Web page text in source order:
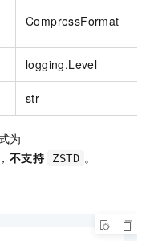
CompressFormat
logging.Level
str
为
， 不支持 ZSTD 。